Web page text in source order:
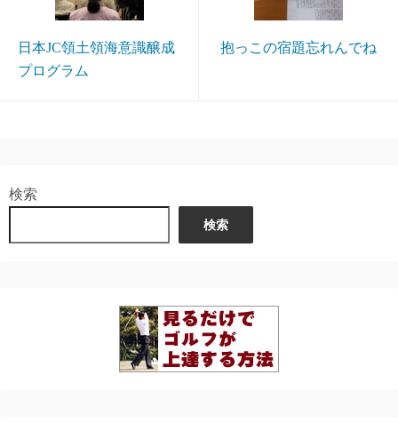
日本JC領土領海意識醸成
プログラム
抱っこの宿題忘れんでね
検索
検索